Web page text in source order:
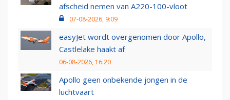
afscheid nemen van A220-100-vloot
07-08-2026, 9:09
easyJet wordt overgenomen door Apollo,
Castlelake haakt af
06-08-2026, 16:20
Apollo geen onbekende jongen in de
luchtvaart